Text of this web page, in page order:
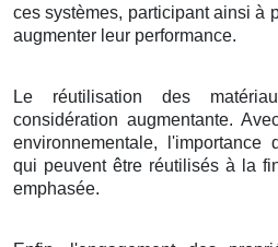
ces systèmes, participant ainsi à
augmenter leur performance.
Le réutilisation des
considération augmentante.
environnementale,
qui peuvent être réutilisés à la
emphasée.